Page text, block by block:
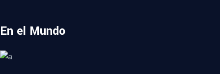
En el Mundo